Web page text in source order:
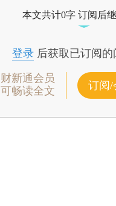
本文共计0字 订阅后
登录后获取已订阅的
财新通会员
可畅读全文
订阅/